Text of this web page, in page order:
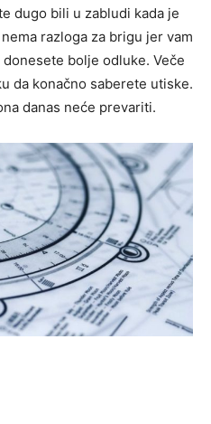
dugo bili u zabludi kada je
razloga za brigu jer vam
bolje odluke. Veče
da konačno saberete utiske.
danas neće prevariti.